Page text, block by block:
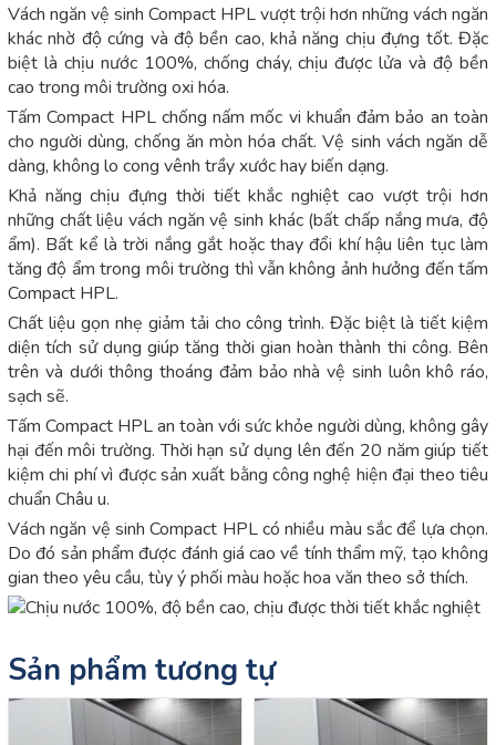
Vách ngăn vệ sinh Compact HPL vượt trội hơn những vách ngăn
khác nhờ độ cứng và độ bền cao, khả năng chịu đựng tốt. Đặc
biệt là chịu nước 100%, chống cháy, chịu được lửa và độ bền
cao trong môi trường oxi hóa.
Tấm Compact HPL chống nấm mốc vi khuẩn đảm bảo an toàn
cho người dùng, chống ăn mòn hóa chất. Vệ sinh vách ngăn dễ
dàng, không lo cong vênh trầy xước hay biến dạng.
Khả năng chịu đựng thời tiết khắc nghiệt cao vượt trội hơn
những chất liệu vách ngăn vệ sinh khác (bất chấp nắng mưa, độ
ẩm). Bất kể là trời nắng gắt hoặc thay đổi khí hậu liên tục làm
tăng độ ẩm trong môi trường thì vẫn không ảnh hưởng đến tấm
Compact HPL.
Chất liệu gọn nhẹ giảm tải cho công trình. Đặc biệt là tiết kiệm
diện tích sử dụng giúp tăng thời gian hoàn thành thi công. Bên
trên và dưới thông thoáng đảm bảo nhà vệ sinh luôn khô ráo,
sạch sẽ.
Tấm Compact HPL an toàn với sức khỏe người dùng, không gây
hại đến môi trường. Thời hạn sử dụng lên đến 20 năm giúp tiết
kiệm chi phí vì được sản xuất bằng công nghệ hiện đại theo tiêu
chuẩn Châu u.
Vách ngăn vệ sinh Compact HPL có nhiều màu sắc để lựa chọn.
Do đó sản phẩm được đánh giá cao về tính thẩm mỹ, tạo không
gian theo yêu cầu, tùy ý phối màu hoặc hoa văn theo sở thích.
Sản phẩm tương tự